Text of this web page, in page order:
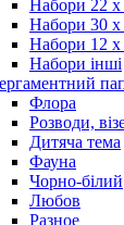
Набори 22 х
Набори 30 х
Набори 12 х
Набори інші
Флора
Розводи,
Дитяча тема
Фауна
Чорно-білий
Любов
Разное